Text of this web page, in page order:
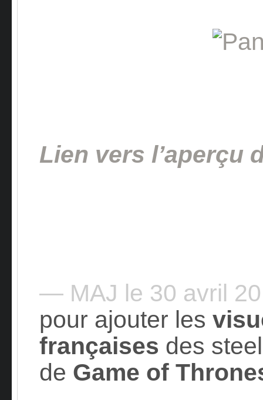
Lien vers l’aperçu
— MAJ le 30 avril
pour ajouter les
françaises des
de Game of